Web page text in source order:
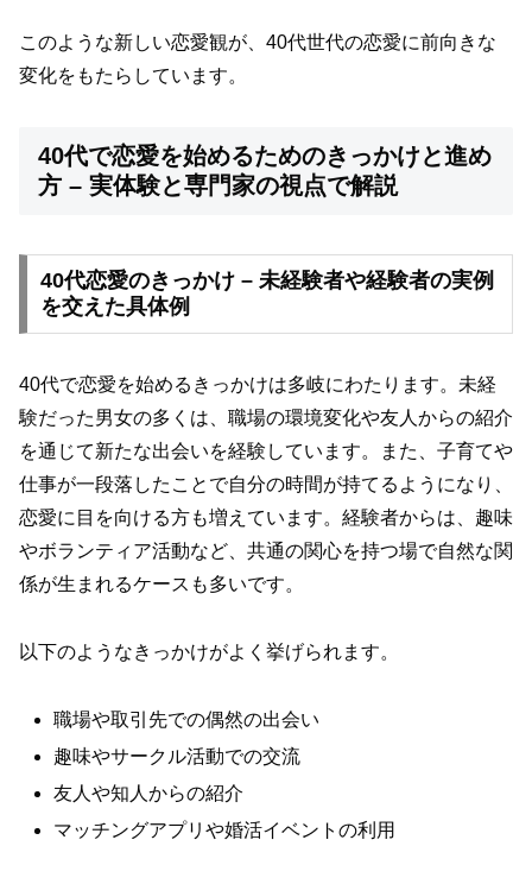
このような新しい恋愛観が、40代世代の恋愛に前向きな
変化をもたらしています。
40代で恋愛を始めるためのきっかけと進め
方 – 実体験と専門家の視点で解説
40代恋愛のきっかけ – 未経験者や経験者の実例
を交えた具体例
40代で恋愛を始めるきっかけは多岐にわたります。未経
験だった男女の多くは、職場の環境変化や友人からの紹介
を通じて新たな出会いを経験しています。また、子育てや
仕事が一段落したことで自分の時間が持てるようになり、
恋愛に目を向ける方も増えています。経験者からは、趣味
やボランティア活動など、共通の関心を持つ場で自然な関
係が生まれるケースも多いです。
以下のようなきっかけがよく挙げられます。
職場や取引先での偶然の出会い
趣味やサークル活動での交流
友人や知人からの紹介
マッチングアプリや婚活イベントの利用